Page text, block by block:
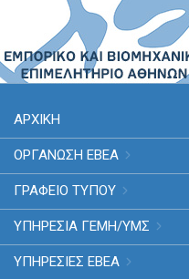
ΑΡΧΙΚΗ
ΟΡΓΑΝΩΣΗ ΕΒΕΑ
ΓΡΑΦΕΙΟ ΤΥΠΟΥ
ΥΠΗΡΕΣΊΑ ΓΕΜΗ/ΥΜΣ
ΥΠΗΡΕΣΙΕΣ ΕΒΕΑ